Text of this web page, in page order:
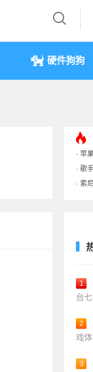
硬件狗狗
· 索
·
· 苹
1
台
2
戏
3